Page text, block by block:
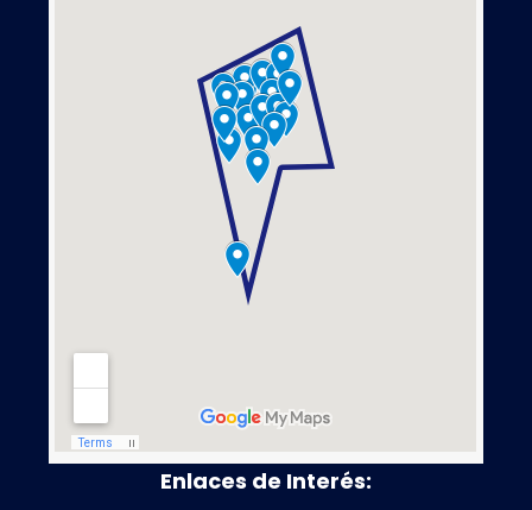
Enlaces de Interés: